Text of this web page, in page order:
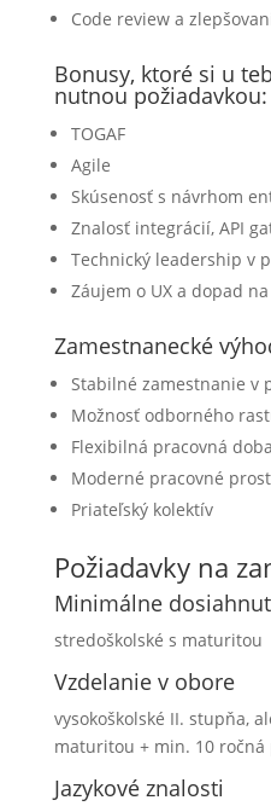
Code review a
Bonusy, ktoré si u
nutnou požiadavkou:
TOGAF
Agile
Skúsenosť s návrhom
Znalosť integrácií, API
Technický leadership v
Záujem o UX a dopad
Zamestnanecké
Stabilné zamestnanie v
Možnosť odborného
Flexibilná pracovná doba
Moderné pracovné
Priateľský kolektív
Požiadavky na
Minimálne
stredoškolské s maturitou
Vzdelanie v obore
vysokoškolské II. stupňa,
maturitou + min. 10 ročná
Jazykové znalosti